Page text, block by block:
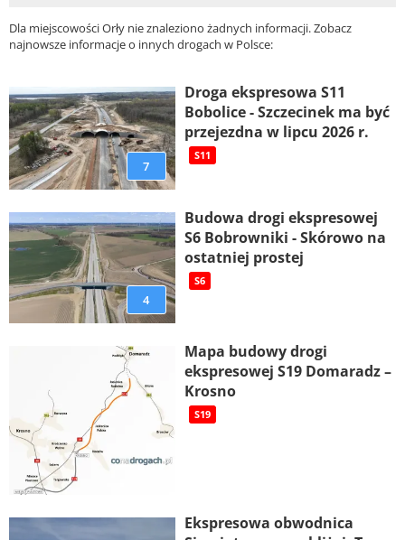
Dla miejscowości Orły nie znaleziono żadnych informacji. Zobacz
najnowsze informacje o innych drogach w Polsce:
7
Droga ekspresowa S11
Bobolice - Szczecinek ma być
przejezdna w lipcu 2026 r.
S11
4
Budowa drogi ekspresowej
S6 Bobrowniki - Skórowo na
ostatniej prostej
S6
Mapa budowy drogi
ekspresowej S19 Domaradz –
Krosno
S19
Ekspresowa obwodnica